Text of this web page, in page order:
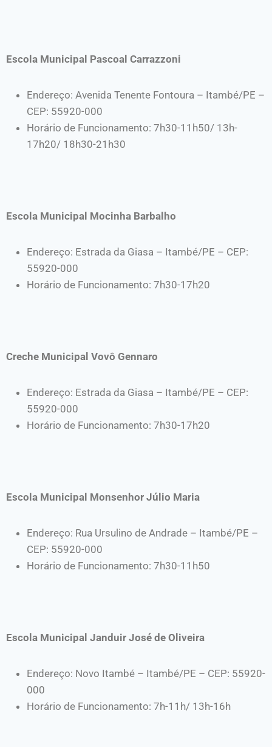
Escola Municipal Pascoal Carrazzoni
Endereço: Avenida Tenente Fontoura – Itambé/PE –
CEP: 55920-000
Horário de Funcionamento: 7h30-11h50/ 13h-
17h20/ 18h30-21h30
Escola Municipal Mocinha Barbalho
Endereço: Estrada da Giasa – Itambé/PE – CEP:
55920-000
Horário de Funcionamento: 7h30-17h20
Creche Municipal Vovô Gennaro
Endereço: Estrada da Giasa – Itambé/PE – CEP:
55920-000
Horário de Funcionamento: 7h30-17h20
Escola Municipal Monsenhor Júlio Maria
Endereço: Rua Ursulino de Andrade – Itambé/PE –
CEP: 55920-000
Horário de Funcionamento: 7h30-11h50
Escola Municipal Janduir José de Oliveira
Endereço: Novo Itambé – Itambé/PE – CEP: 55920-
000
Horário de Funcionamento: 7h-11h/ 13h-16h